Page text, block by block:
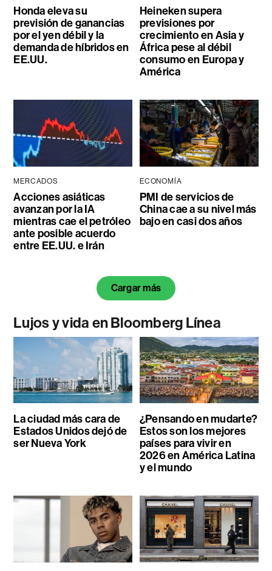
Honda eleva su
previsión de ganancias
por el yen débil y la
demanda de híbridos en
EE.UU.
Heineken supera
previsiones por
crecimiento en Asia y
África pese al débil
consumo en Europa y
América
MERCADOS
Acciones asiáticas
avanzan por la IA
mientras cae el petróleo
ante posible acuerdo
entre EE.UU. e Irán
ECONOMÍA
PMI de servicios de
China cae a su nivel más
bajo en casi dos años
Cargar más
Lujos y vida en Bloomberg Línea
La ciudad más cara de
Estados Unidos dejó de
ser Nueva York
¿Pensando en mudarte?
Estos son los mejores
países para vivir en
2026 en América Latina
y el mundo